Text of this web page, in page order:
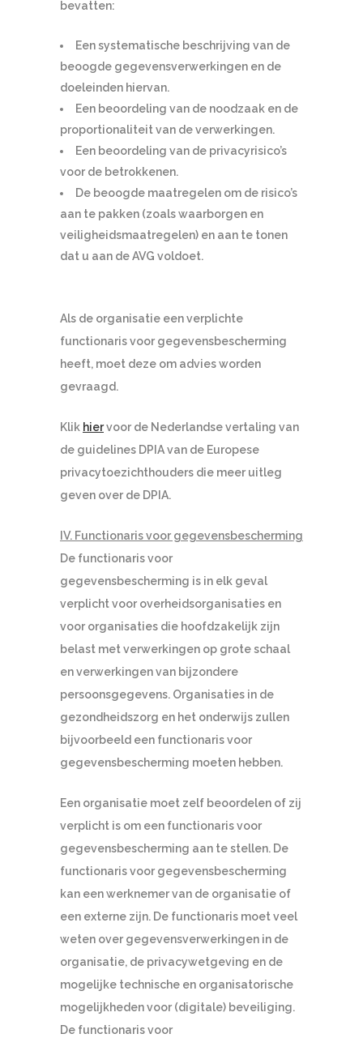
bevatten:
Een systematische beschrijving van de
beoogde gegevensverwerkingen en de
doeleinden hiervan.
Een beoordeling van de noodzaak en de
proportionaliteit van de verwerkingen.
Een beoordeling van de privacyrisico’s
voor de betrokkenen.
De beoogde maatregelen om de risico’s
aan te pakken (zoals waarborgen en
veiligheidsmaatregelen) en aan te tonen
dat u aan de AVG voldoet.
Als de organisatie een verplichte
functionaris voor gegevensbescherming
heeft, moet deze om advies worden
gevraagd.
Klik hiervoor de Nederlandse vertaling van
de guidelines DPIA van de Europese
privacytoezichthouders die meer uitleg
geven over de DPIA.
IV. Functionaris voor gegevensbescherming
De functionaris voor
gegevensbescherming is in elk geval
verplicht voor overheidsorganisaties en
voor organisaties die hoofdzakelijk zijn
belast met verwerkingen op grote schaal
en verwerkingen van bijzondere
persoonsgegevens. Organisaties in de
gezondheidszorg en het onderwijs zullen
bijvoorbeeld een functionaris voor
gegevensbescherming moeten hebben.
Een organisatie moet zelf beoordelen of zij
verplicht is om een functionaris voor
gegevensbescherming aan te stellen. De
functionaris voor gegevensbescherming
kan een werknemer van de organisatie of
een externe zijn. De functionaris moet veel
weten over gegevensverwerkingen in de
organisatie, de privacywetgeving en de
mogelijke technische en organisatorische
mogelijkheden voor (digitale) beveiliging.
De functionaris voor